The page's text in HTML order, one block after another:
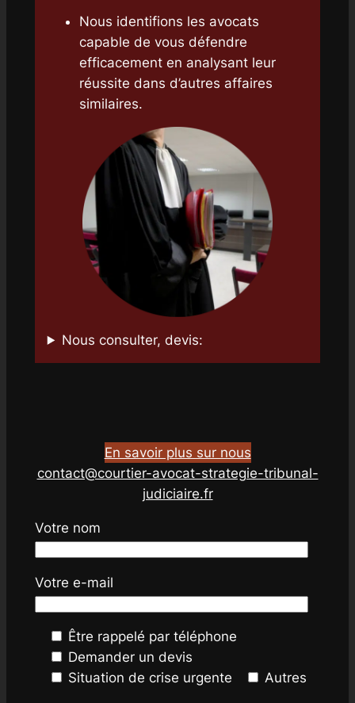
Nous identifions les avocats
capable de vous défendre
efficacement en analysant leur
réussite dans d’autres affaires
similaires.
Nous consulter, devis:
En savoir plus sur nous
contact@courtier-avocat-strategie-tribunal-
judiciaire.fr
Votre nom
Votre e-mail
Être rappelé par téléphone
Demander un devis
Situation de crise urgente
Autres